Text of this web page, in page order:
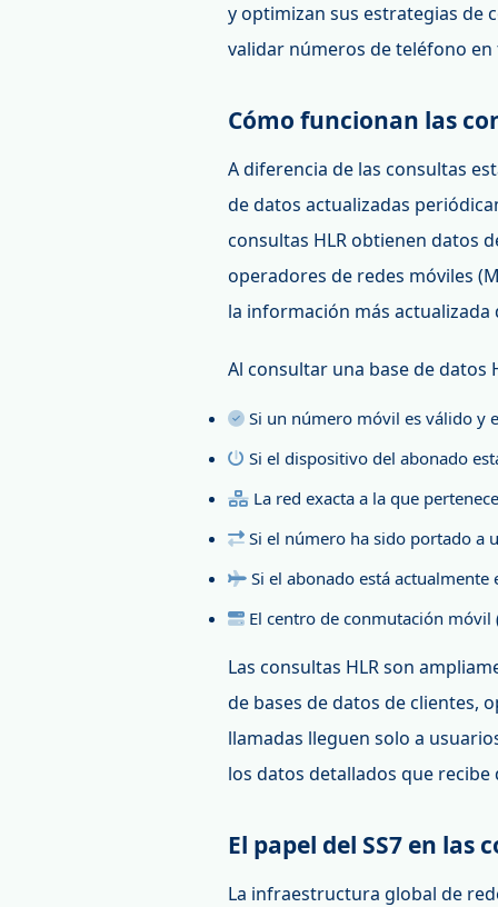
y optimizan sus estrategias de
validar números de teléfono en
Cómo funcionan las
A diferencia de las consultas
de datos actualizadas
consultas HLR obtienen datos
operadores de redes móviles
la información más actualizada
Al consultar una base de datos
Si un número móvil es válido y
Si el dispositivo del abonado
La red exacta a la que
Si el número ha sido portado a
Si el abonado está
El centro de conmutación
Las consultas HLR son
de bases de datos de clientes,
llamadas lleguen solo a
los datos detallados que recibe
El papel del SS7 en las
La infraestructura global de